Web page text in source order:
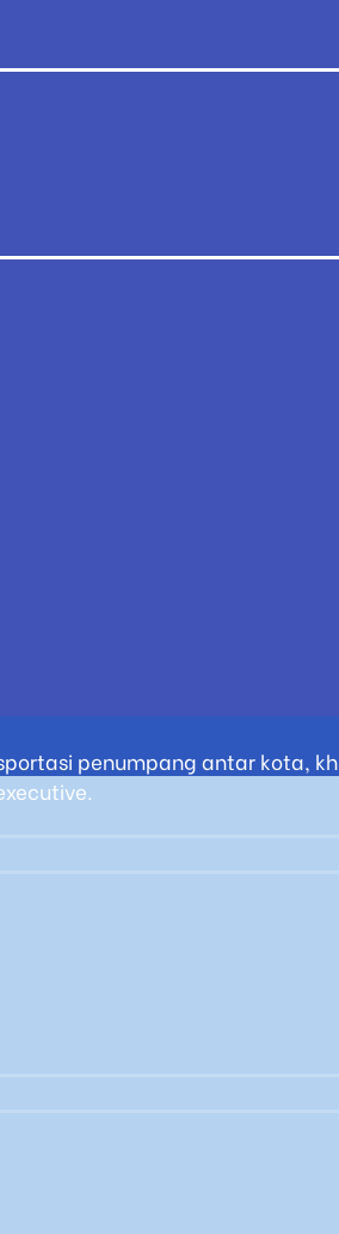
penumpang antar kota,